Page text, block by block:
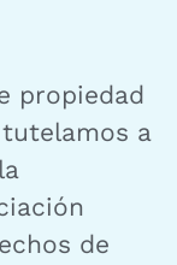
propiedad
a
de